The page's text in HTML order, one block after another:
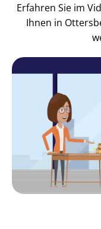
Erfahren Sie im
Ihnen in